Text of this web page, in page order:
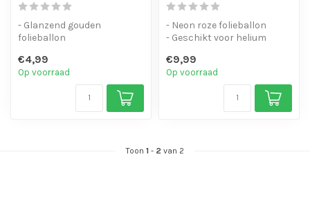
- Glanzend gouden
folieballon
lucht
- Met oogjes om ...
€4,99
Op voorraad
- Neon roze folieballon
- Geschikt voor helium
op te...
€9,99
Op voorraad
Toon 1 - 2 van 2